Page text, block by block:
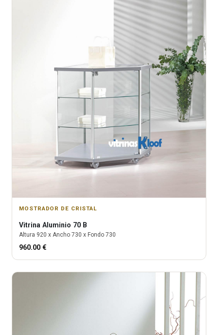
MOSTRADOR DE CRISTAL
Vitrina Aluminio 70 B
Altura 920 x Ancho 730 x Fondo 730
960.00 €